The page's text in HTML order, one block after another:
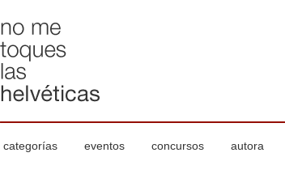
categorías eventos concursos autora